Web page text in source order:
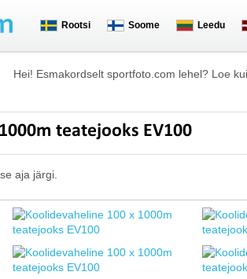
Rootsi Soome Leedu
Hei! Esmakordselt sportfoto.com lehel? Loe
teatejooks EV100
aja järgi.